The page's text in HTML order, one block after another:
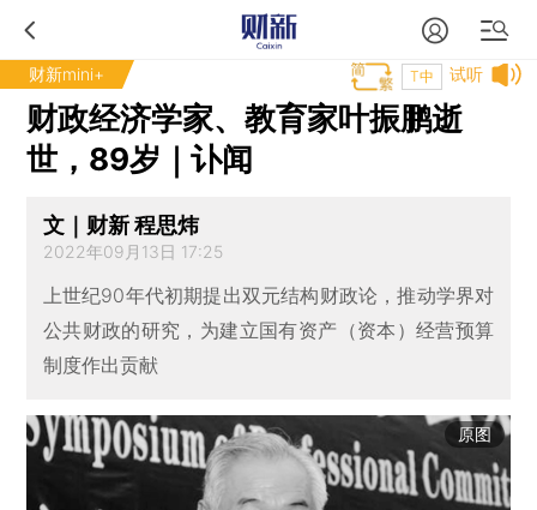
财新mini+ 试听
T中
财政经济学家、教育家叶振鹏逝
世，89岁｜讣闻
文｜财新 程思炜
2022年09月13日 17:25
上世纪90年代初期提出双元结构财政论，推动学界对
公共财政的研究，为建立国有资产（资本）经营预算
制度作出贡献
原图